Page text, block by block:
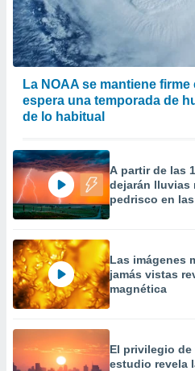
La NOAA se mantiene
espera una temporada de
de lo habitual
A partir de las
dejarán lluvias
pedrisco en
Las imágenes
jamás vistas
magnética
El privilegio de
estudio revela